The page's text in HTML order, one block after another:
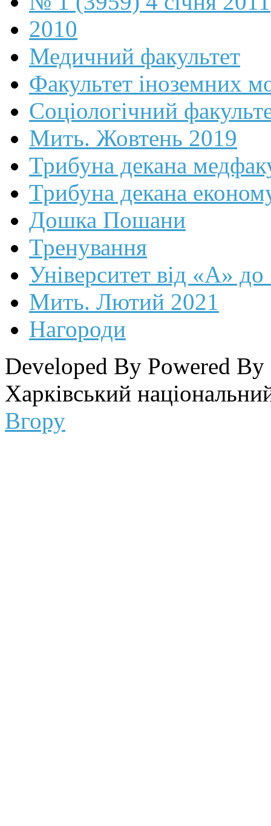
2010
Медичний факультет
Факультет іноземних
Соціологічний
Мить. Жовтень 2019
Трибуна декана
Трибуна декана
Дошка Пошани
Тренування
Університет від «А»
Мить. Лютий 2021
Нагороди
Developed By Powered By
Харківський
Вгору